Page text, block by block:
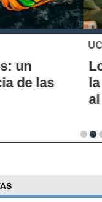
la Carrera
su historia,
del